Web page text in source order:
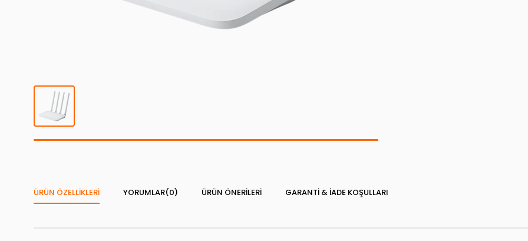
ÜRÜN ÖZELLIKLERI YORUMLAR(0) ÜRÜN ÖNERILERI GARANTI & İADE KOŞULLARI